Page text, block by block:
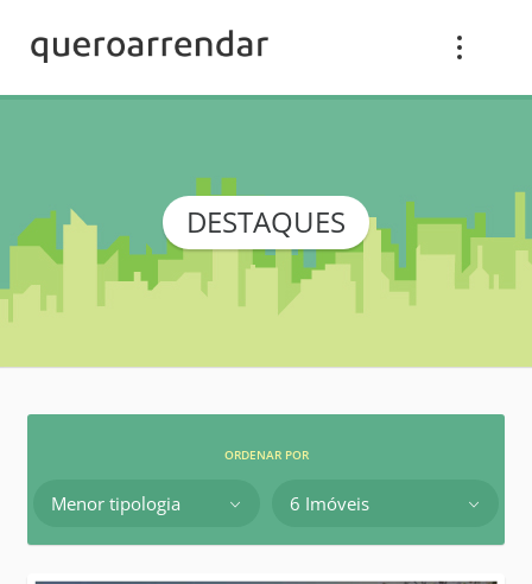
DESTAQUES
ORDENAR POR
Menor tipologia 6 Imóveis